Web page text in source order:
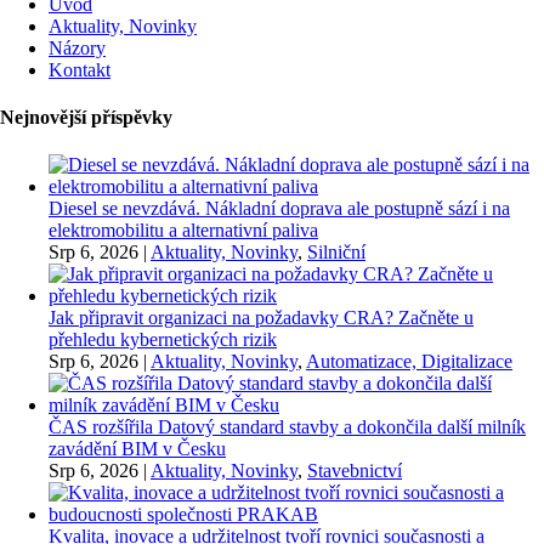
Aktuality, Novinky
Názory
Kontakt
Nejnovější příspěvky
Diesel se nevzdává. Nákladní doprava ale postupně sází i na
elektromobilitu a alternativní paliva
Srp 6, 2026 | Aktuality, Novinky, Silniční
Jak připravit organizaci na požadavky CRA? Začněte u
přehledu kybernetických rizik
Srp 6, 2026 | Aktuality, Novinky, Automatizace, Digitalizace
ČAS rozšířila Datový standard stavby a dokončila další milník
zavádění BIM v Česku
Srp 6, 2026 | Aktuality, Novinky, Stavebnictví
Kvalita, inovace a udržitelnost tvoří rovnici současnosti a